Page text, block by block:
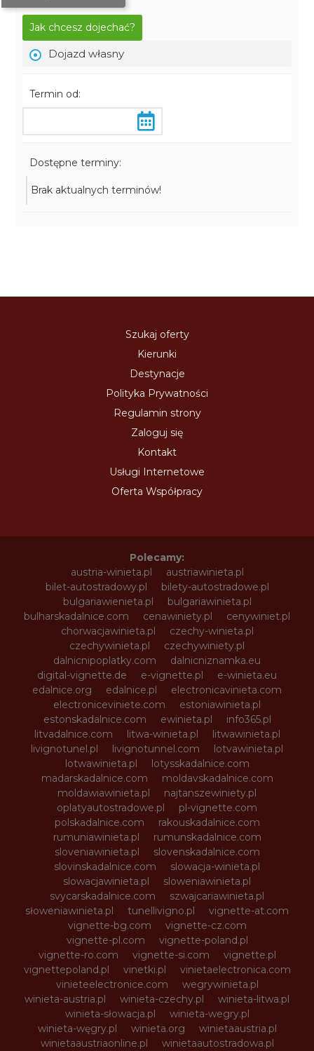
Jak chcesz dojechać?
Dojazd własny
Termin od:
Dostępne terminy:
Brak aktualnych terminów!
Szukaj oferty
Kierunki
Destynacje
Polityka Prywatności
Regulamin strony
Zaloguj się
Kontakt
Usługi Internetowe
Oferta Współpracy
Polecamy:
austria-winieta.pl
austriawinieta.pl
bilet-autostradowy.pl
bilety-autostradowe.pl
bulgariawienieta.pl
bulgariawinieta.pl
bulharskadalnice.com
cenawiniety.pl
cenywiniet.pl
chorwacjawinieta.pl
czechy-winieta.pl
czechywinieta.pl
czechywiniety.pl
dalnicnipoplatky.com
dalnicniznamka.eu
digital-vignette.de
e-vignette.pl
e-winieta.eu
edalnice.org
edalnice.pl
electronicavinieta.com
electroniceviniete.com
estoniawinieta.pl
estonskadalnice.com
ewinieta.pl
info365.pl
litvadalnice.com
litwa-winieta.pl
litwawinieta.pl
livignotunel.pl
livignotunnel.com
lotvawinieta.pl
lotwawinieta.pl
lotysskadalnice.com
madarskadalnice.com
moldavskadalnice.com
moldawiawinieta.pl
najtanszewiniety.pl
oplatyautostradowe.pl
pl-vignette.com
polskadalnice.com
rakouskadalnice.com
rumuniawinieta.pl
rumunskadalnice.com
sloveniawinieta.pl
slovenskadalnice.com
slovinskadalnice.com
slowacja-winieta.pl
slowacjawinieta.pl
sloweniawinieta.pl
svycarskadalnice.com
szwajcariawinieta.pl
słoweniawinieta.pl
tunellivigno.pl
vignette-at.com
vignette-bg.com
vignette-cz.com
vignette-pl.com
vignette-poland.pl
vignette-ro.com
vignette-si.com
vignette.pl
vignettepoland.pl
vinetki.pl
vinietaelectronica.com
vinieteelectronice.com
wegrywinieta.pl
winieta-austria.pl
winieta-czechy.pl
winieta-litwa.pl
winieta-słowacja.pl
winieta-wegry.pl
winieta-węgry.pl
winieta.org
winietaaustria.pl
winietaaustriaonline.pl
winietaautostradowa.pl